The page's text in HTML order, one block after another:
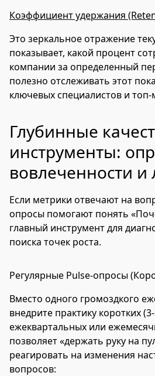
Коэффициент удержания
Это зеркальное отражение
показывает, какой процент
компании за определенный
полезно отслеживать этот
ключевых специалистов и
Глубинные
инструменты:
вовлеченности и
Если метрики отвечают на
опросы помогают понять
главный инструмент для
поиска точек роста.
Регулярные Pulse-опросы
Вместо одного громоздкого
внедрите практику коротких
ежеквартальных или
позволяет «держать руку на
реагировать на изменения
вопросов: